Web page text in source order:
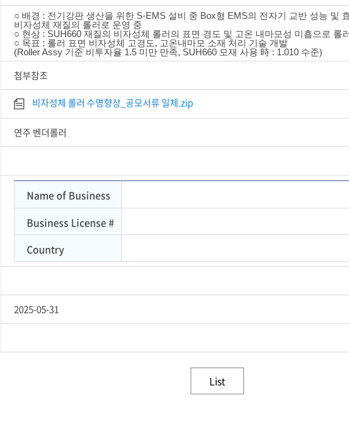
○ 배경 : 전기강판 생산을 위한 S-EMS 설비 중 Box형 EMS의 전자기 교반 성능 및
비자성체 재질의 롤러로 운영 중
○ 현상 : SUH660 재질의 비자성체 롤러의 표면 경도 및 고온 내마모성 미흡으로 롤
○ 목표 : 롤러 표면 비자성체 고경도, 고온내마모 소재 처리 기술 개발
(Roller Assy 기준 비투자율 1.5 미만 만족, SUH660 모재 사용 時 : 1.010 수준)
첨부참조
비자성체 롤러 수명향상_공모서류 일체.zip
연주 벤더롤러
Name of Business
Business License #
Country
2025-05-31
List